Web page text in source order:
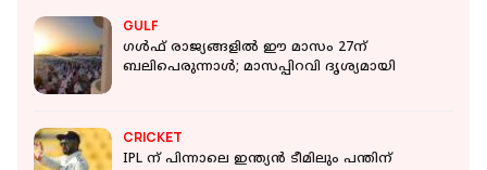
GULF
ഗൾഫ് രാജ്യങ്ങളിൽ ഈ മാസം 27ന്
ബലിപെരുന്നാൾ; മാസപ്പിറവി ദൃശ്യമായി
CRICKET
IPL ന് പിന്നാലെ ഇന്ത്യൻ ടീമിലും പന്തിന്